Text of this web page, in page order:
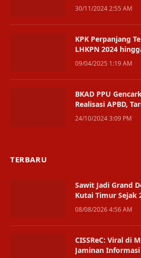
30/11/2024 2:55 AM
KPK Perpanjang
LHKPN 2024
09/04/2025 1:19 AM
BKAD PPU
Realisasi APBD,
Persen
24/10/2024 3:09 PM
TERBARU
Sawit Jadi Grand
Kutai Timur Sejak
08/08/2026 4:56 AM
CISSReC: Viral di
Jaminan